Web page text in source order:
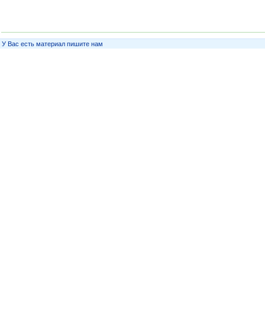
У Вас есть материал пишите нам